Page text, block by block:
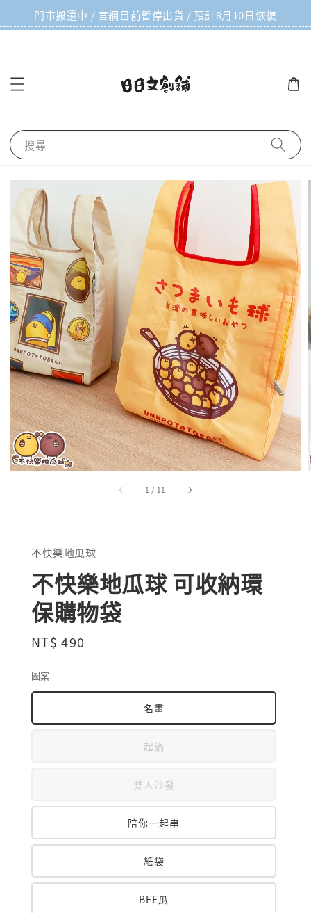
門市搬遷中 / 官網目前暫停出貨 / 預計8月10日恢復
搜尋
1 / 11
不快樂地瓜球
不快樂地瓜球 可收納環
保購物袋
Regular
NT$ 490
圖案
名畫
起鍋
雙人沙發
陪你一起串
紙袋
BEE瓜